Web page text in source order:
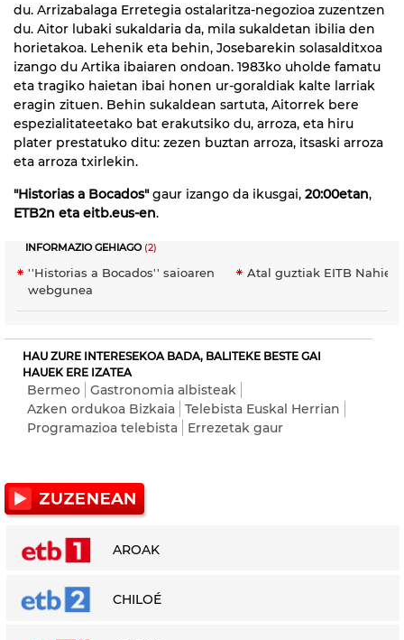
du. Arrizabalaga Erretegia ostalaritza-negozioa zuzentzen
du. Aitor lubaki sukaldaria da, mila sukaldetan ibilia den
horietakoa. Lehenik eta behin, Josebarekin solasalditxoa
izango du Artika ibaiaren ondoan. 1983ko uholde famatu
eta tragiko haietan ibai honen ur-goraldiak kalte larriak
eragin zituen. Behin sukaldean sartuta, Aitorrek bere
espezialitateetako bat erakutsiko du, arroza, eta hiru
plater prestatuko ditu: zezen buztan arroza, itsaski arroza
eta arroza txirlekin.
"Historias a Bocados"gaur izango da ikusgai, 20:00etan,
ETB2n eta eitb.eus-en.
INFORMAZIO GEHIAGO(2)
''Historias a Bocados'' saioaren
webgunea
Atal guztiak EITB
HAU ZURE INTERESEKOA BADA, BALITEKE BESTE GAI
HAUEK ERE IZATEA
Bermeo
Gastronomia albisteak
Azken ordukoa Bizkaia
Telebista Euskal Herrian
Programazioa telebista
Errezetak gaur
AROAK
CHILOÉ